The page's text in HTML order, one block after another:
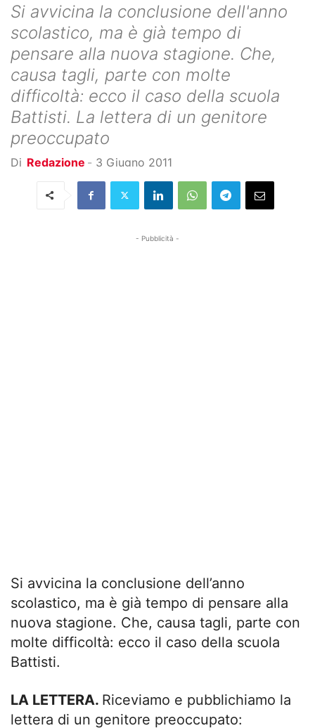
Si avvicina la conclusione dell'anno
scolastico, ma è già tempo di
pensare alla nuova stagione. Che,
causa tagli, parte con molte
difficoltà: ecco il caso della scuola
Battisti. La lettera di un genitore
preoccupato
Di Redazione - 3 Giugno 2011
- Pubblicità -
Si avvicina la conclusione dell’anno
scolastico, ma è già tempo di pensare alla
nuova stagione. Che, causa tagli, parte con
molte difficoltà: ecco il caso della scuola
Battisti.
LA LETTERA. Riceviamo e pubblichiamo la
lettera di un genitore preoccupato: